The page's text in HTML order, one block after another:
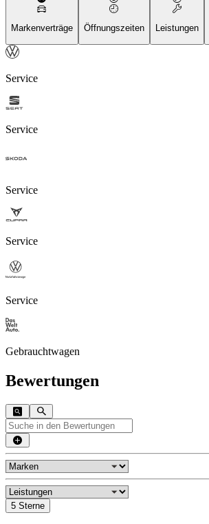
Markenverträge Öffnungszeiten Leistungen
Service
Service
Service
Service
Service
Gebrauchtwagen
Bewertungen
5 Sterne